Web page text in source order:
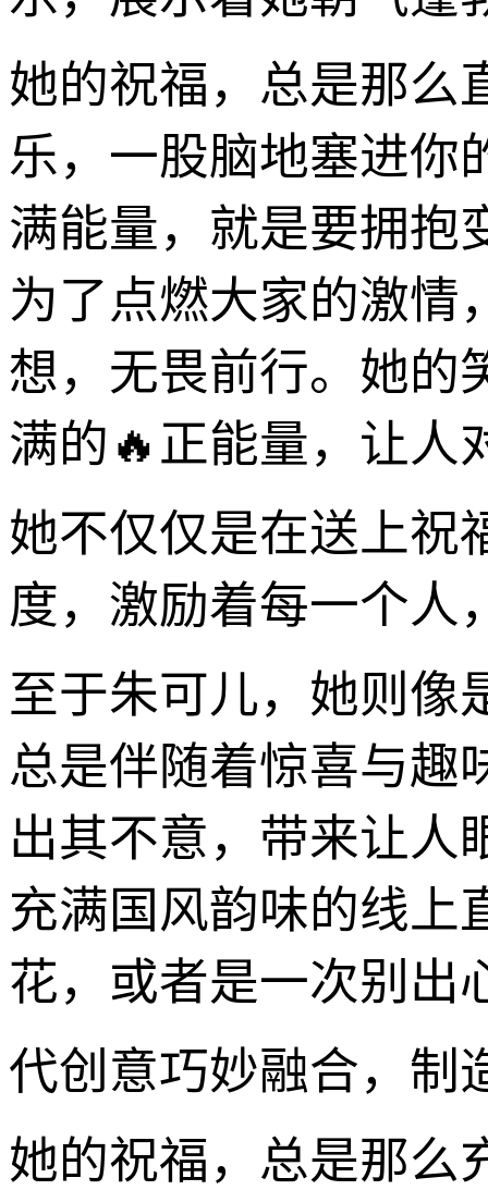
她的祝福，总是那么
乐，一股脑地塞进你
满能量，就是要拥抱
为了点燃大家的激情
想，无畏前行。她的
满的🔥正能量，让人
她不仅仅是在送上祝
度，激励着每一个人
至于朱可儿，她则像
总是伴随着惊喜与趣
出其不意，带来让人
充满国风韵味的线上
花，或者是一次别出
代创意巧妙融合，制
她的祝福，总是那么